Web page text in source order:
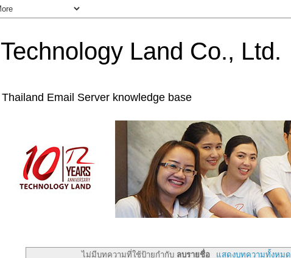
Technology Land Co., Ltd.
Thailand Email Server knowledge base
ไม่มีบทความที่ใช้ป้ายกำกับ ลบรายชื่อ แสดงบทความทั้งหมด